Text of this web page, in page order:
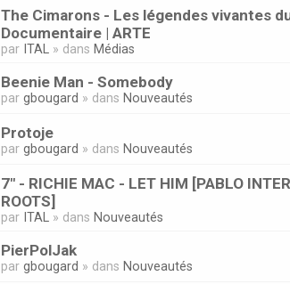
The Cimarons - Les légendes vivantes
Documentaire | ARTE
par ITAL » dans Médias
Beenie Man - Somebody
pargbougard » dans Nouveautés
Protoje
pargbougard » dans Nouveautés
7" - RICHIE MAC - LET HIM [PABLO
ROOTS]
par ITAL » dans Nouveautés
PierPolJak
pargbougard » dans Nouveautés